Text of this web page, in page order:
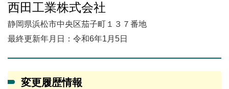
西田工業株式会社
静岡県浜松市中央区茄子町１３７番地
最終更新年月日：令和6年1月5日
変更履歴情報